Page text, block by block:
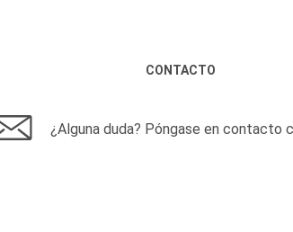
CONTACTO
¿Alguna duda? Póngase en contacto